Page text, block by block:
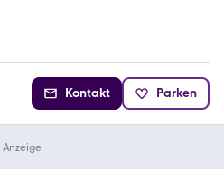
Kontakt Parken